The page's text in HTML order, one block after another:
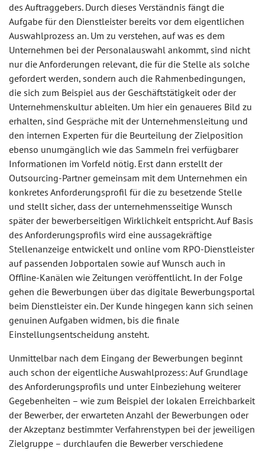
des Auftraggebers. Durch dieses Verständnis fängt die
Aufgabe für den Dienstleister bereits vor dem eigentlichen
Auswahlprozess an. Um zu verstehen, auf was es dem
Unternehmen bei der Personalauswahl ankommt, sind nicht
nur die Anforderungen relevant, die für die Stelle als solche
gefordert werden, sondern auch die Rahmenbedingungen,
die sich zum Beispiel aus der Geschäftstätigkeit oder der
Unternehmenskultur ableiten. Um hier ein genaueres Bild zu
erhalten, sind Gespräche mit der Unternehmensleitung und
den internen Experten für die Beurteilung der Zielposition
ebenso unumgänglich wie das Sammeln frei verfügbarer
Informationen im Vorfeld nötig. Erst dann erstellt der
Outsourcing-Partner gemeinsam mit dem Unternehmen ein
konkretes Anforderungsprofil für die zu besetzende Stelle
und stellt sicher, dass der unternehmensseitige Wunsch
später der bewerberseitigen Wirklichkeit entspricht. Auf Basis
des Anforderungsprofils wird eine aussagekräftige
Stellenanzeige entwickelt und online vom RPO-Dienstleister
auf passenden Jobportalen sowie auf Wunsch auch in
Offline-Kanälen wie Zeitungen veröffentlicht. In der Folge
gehen die Bewerbungen über das digitale Bewerbungsportal
beim Dienstleister ein. Der Kunde hingegen kann sich seinen
genuinen Aufgaben widmen, bis die finale
Einstellungsentscheidung ansteht.
Unmittelbar nach dem Eingang der Bewerbungen beginnt
auch schon der eigentliche Auswahlprozess: Auf Grundlage
des Anforderungsprofils und unter Einbeziehung weiterer
Gegebenheiten – wie zum Beispiel der lokalen Erreichbarkeit
der Bewerber, der erwarteten Anzahl der Bewerbungen oder
der Akzeptanz bestimmter Verfahrenstypen bei der jeweiligen
Zielgruppe – durchlaufen die Bewerber verschiedene